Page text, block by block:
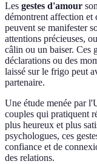
Les gestes d'amour
démontrent affection et
peuvent se manifester
attentions précieuses,
câlin ou un baiser. Ces
déclarations ou des
laissé sur le frigo peut
partenaire.
Une étude menée par
couples qui pratiquent
plus heureux et plus
psychologues, ces
confiance et de
des relations.